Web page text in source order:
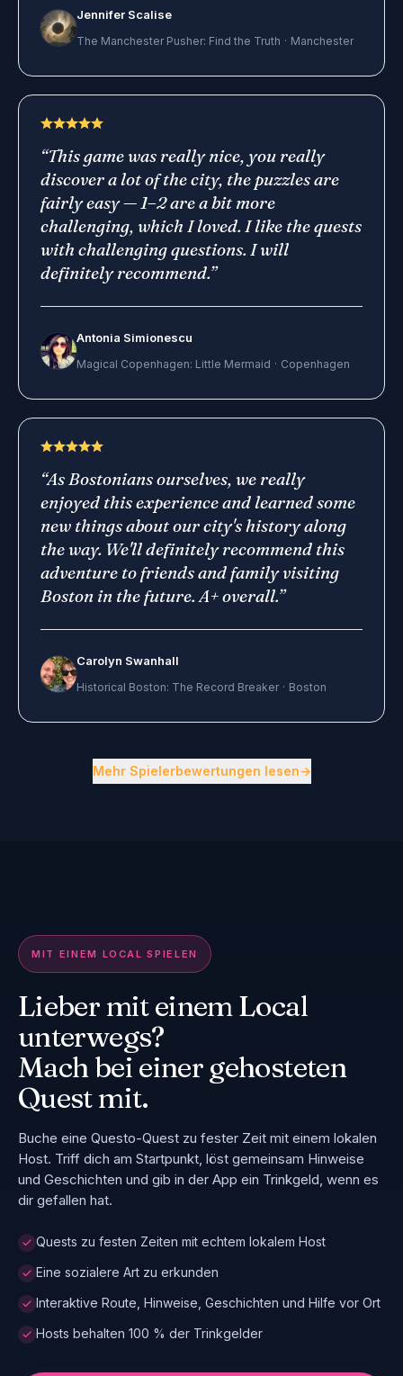
Jennifer Scalise
The Manchester Pusher: Find the Truth · Manchester
“This game was really nice, you really
discover a lot of the city, the puzzles are
fairly easy — 1–2 are a bit more
challenging, which I loved. I like the quests
with challenging questions. I will
definitely recommend.”
Antonia Simionescu
Magical Copenhagen: Little Mermaid · Copenhagen
“As Bostonians ourselves, we really
enjoyed this experience and learned some
new things about our city's history along
the way. We'll definitely recommend this
adventure to friends and family visiting
Boston in the future. A+ overall.”
Carolyn Swanhall
Historical Boston: The Record Breaker · Boston
Mehr Spielerbewertungen lesen→
MIT EINEM LOCAL SPIELEN
Lieber mit einem Local
unterwegs?
Mach bei einer gehosteten
Quest mit.
Buche eine Questo-Quest zu fester Zeit mit einem lokalen
Host. Triff dich am Startpunkt, löst gemeinsam Hinweise
und Geschichten und gib in der App ein Trinkgeld, wenn es
dir gefallen hat.
Quests zu festen Zeiten mit echtem lokalem Host
Eine sozialere Art zu erkunden
Interaktive Route, Hinweise, Geschichten und Hilfe vor Ort
Hosts behalten 100 % der Trinkgelder